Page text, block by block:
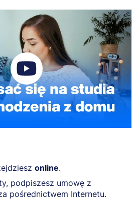
online.
podpiszesz umowę z
pośrednictwem Internetu.